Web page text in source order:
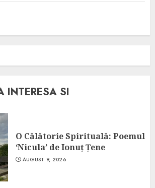
INTERESA SI
O Călătorie Spirituală: Poemul
‘Nicula’ de Ionuț Țene
AUGUST 9, 2026